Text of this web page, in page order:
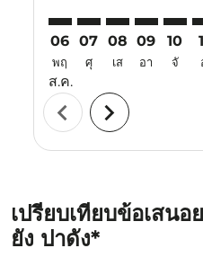
06
พฤ
ส.ค.
07
ศุ
08
เส
09
อา
10
จั
chevron_left chevron_right
เปรียบเทียบข้อเสน
ยัง ปาดัง*